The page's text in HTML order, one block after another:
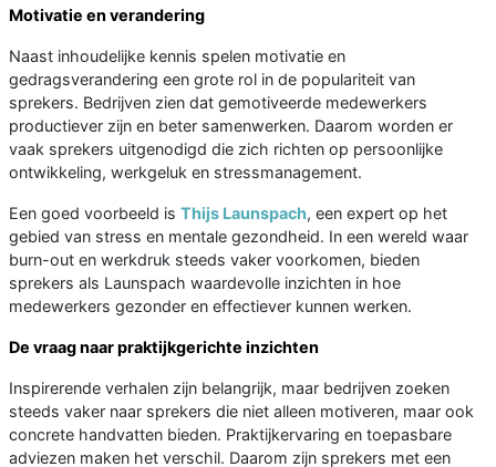
Motivatie en verandering
Naast inhoudelijke kennis spelen motivatie en
gedragsverandering een grote rol in de populariteit van
sprekers. Bedrijven zien dat gemotiveerde medewerkers
productiever zijn en beter samenwerken. Daarom worden er
vaak sprekers uitgenodigd die zich richten op persoonlijke
ontwikkeling, werkgeluk en stressmanagement.
Een goed voorbeeld is Thijs Launspach, een expert op het
gebied van stress en mentale gezondheid. In een wereld waar
burn-out en werkdruk steeds vaker voorkomen, bieden
sprekers als Launspach waardevolle inzichten in hoe
medewerkers gezonder en effectiever kunnen werken.
De vraag naar praktijkgerichte inzichten
Inspirerende verhalen zijn belangrijk, maar bedrijven zoeken
steeds vaker naar sprekers die niet alleen motiveren, maar ook
concrete handvatten bieden. Praktijkervaring en toepasbare
adviezen maken het verschil. Daarom zijn sprekers met een